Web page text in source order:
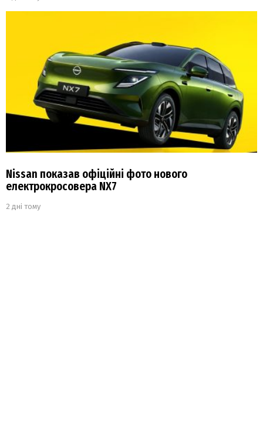
Nissan показав офіційні фото нового
електрокросовера NX7
2 дні тому